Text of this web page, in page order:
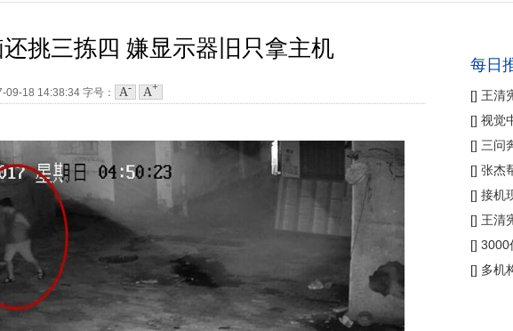
挑三拣四 嫌显示器旧只拿主机
09-18 14:38:34 字号： A- A+
每日
[] 王清
性协同
[] 视觉
痛
[] 三问
偿
[] 张杰
公
[] 接机
为主
[] 王清
[] 3000
省钱
[] 多机